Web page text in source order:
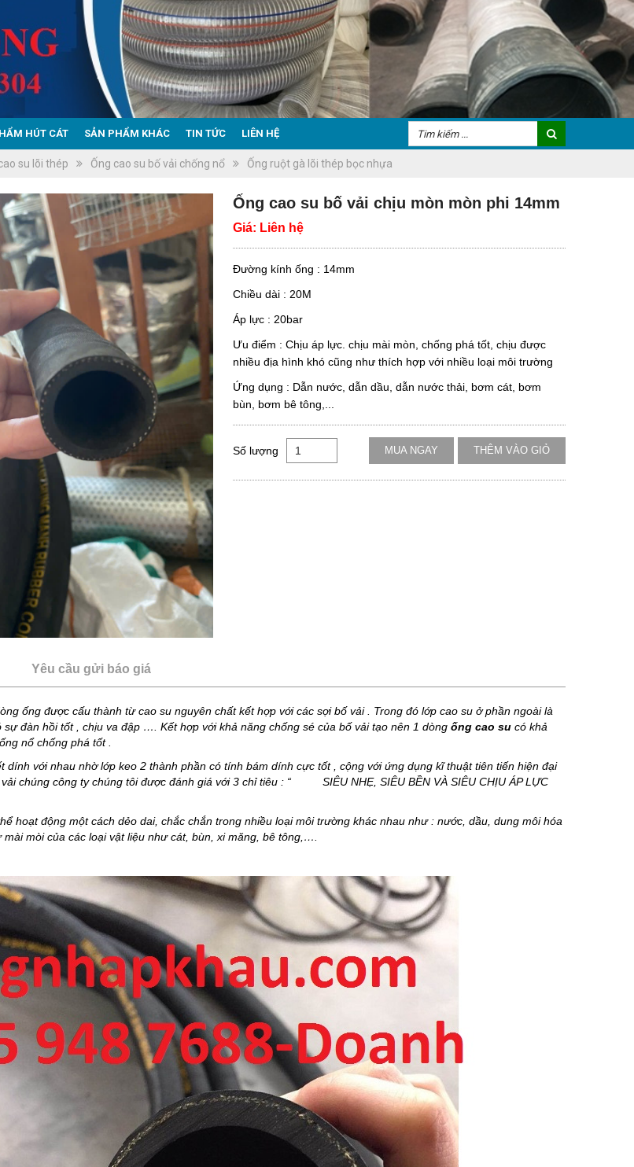
HÚT CÁT SẢN PHẨM KHÁC TIN TỨC LIÊN HỆ
su lõi thép Ống cao su bố vải chống nổ Ống ruột gà lõi thép bọc nhựa
Ống cao su bố vải chịu mòn mòn phi 14mm
Giá: Liên hệ
Đường kính ống : 14mm
Chiều dài : 20M
Áp lực : 20bar
Ưu điểm : Chịu áp lực. chịu mài mòn, chống phá tốt, chịu được
nhiều địa hình khó cũng như thích hợp với nhiều loại môi trường
Ứng dụng : Dẫn nước, dẫn dầu, dẫn nước thải, bơm cát, bơm
bùn, bơm bê tông,...
Số lượng MUA NGAY THÊM VÀO GIỎ
Yêu cầu gửi báo giá
ống được cấu thành từ cao su nguyên chất kết hợp với các sợi bố vải . Trong đó lớp cao su ở phần ngoài là
sự đàn hồi tốt , chịu va đập …. Kết hợp với khả năng chống sé của bố vải tạo nên 1 dòng ống cao sucó khả
nổ chống phá tốt .
dính với nhau nhờ lớp keo 2 thành phần có tính bám dính cực tốt , cộng với ứng dụng kĩ thuật tiên tiến hiện đại
chúng công ty chúng tôi được đánh giá với 3 chỉ tiêu : “ SIÊU NHẸ, SIÊU BỀN VÀ SIÊU CHỊU ÁP LỰC
hoạt động một cách dẻo dai, chắc chắn trong nhiều loại môi trường khác nhau như : nước, dầu, dung môi hóa
mòi của các loại vật liệu như cát, bùn, xi măng, bê tông,….